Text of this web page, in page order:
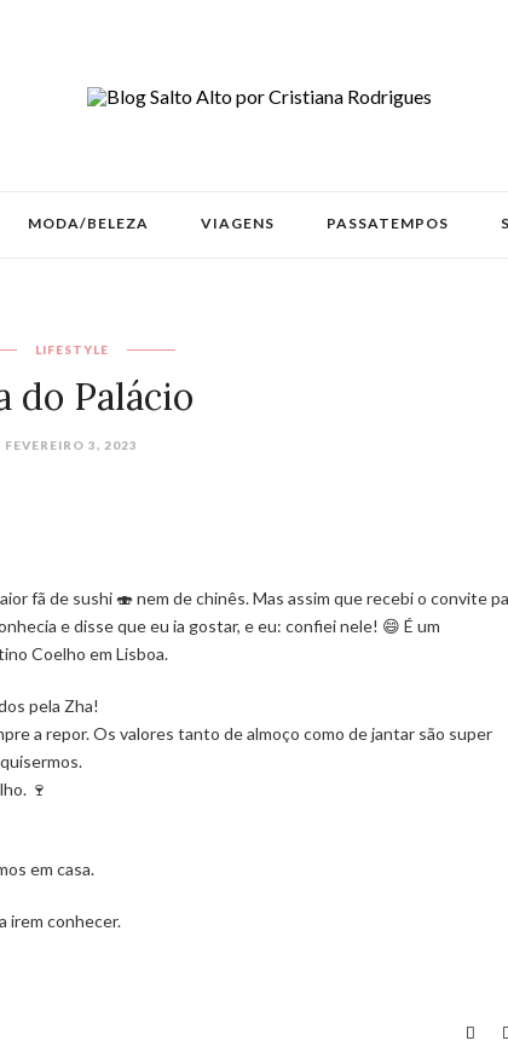
MODA/BELEZA VIAGENS PASSATEMPOS
LIFESTYLE
do Palácio
FEVEREIRO 3, 2023
fã de sushi 🍣 nem de chinês. Mas assim que recebi o convite
e disse que eu ia gostar, e eu: confiei nele! 😄 É um
Coelho em Lisboa.
pela Zha!
a repor. Os valores tanto de almoço como de jantar são super
🍷
em casa.
irem conhecer.